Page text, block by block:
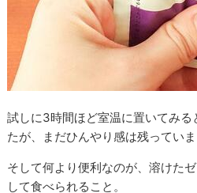
試しに3時間ほど室温に置いてみる
たが、まだひんやり感は残っていま
そして何より便利なのが、溶けた
して食べられること。